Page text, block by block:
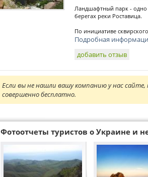
Ландшафтный парк - одно
берегах реки Роставица.
По инициативе
Подробная
добавить отзыв
Если вы не нашли вашу компанию у нас
совершенно бесплатно.
Фотоотчеты туристов о Украине и